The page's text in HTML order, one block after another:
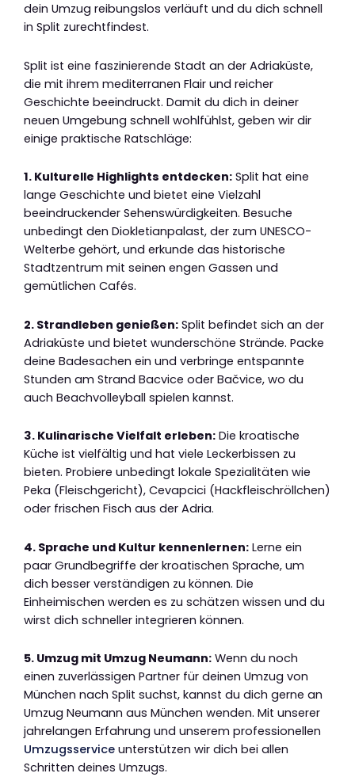
dein Umzug reibungslos verläuft und du dich schnell
in Split zurechtfindest.
Split ist eine faszinierende Stadt an der Adriaküste,
die mit ihrem mediterranen Flair und reicher
Geschichte beeindruckt. Damit du dich in deiner
neuen Umgebung schnell wohlfühlst, geben wir dir
einige praktische Ratschläge:
1. Kulturelle Highlights entdecken: Split hat eine
lange Geschichte und bietet eine Vielzahl
beeindruckender Sehenswürdigkeiten. Besuche
unbedingt den Diokletianpalast, der zum UNESCO-
Welterbe gehört, und erkunde das historische
Stadtzentrum mit seinen engen Gassen und
gemütlichen Cafés.
2. Strandleben genießen: Split befindet sich an der
Adriaküste und bietet wunderschöne Strände. Packe
deine Badesachen ein und verbringe entspannte
Stunden am Strand Bacvice oder Bačvice, wo du
auch Beachvolleyball spielen kannst.
3. Kulinarische Vielfalt erleben: Die kroatische
Küche ist vielfältig und hat viele Leckerbissen zu
bieten. Probiere unbedingt lokale Spezialitäten wie
Peka (Fleischgericht), Cevapcici (Hackfleischröllchen)
oder frischen Fisch aus der Adria.
4. Sprache und Kultur kennenlernen: Lerne ein
paar Grundbegriffe der kroatischen Sprache, um
dich besser verständigen zu können. Die
Einheimischen werden es zu schätzen wissen und du
wirst dich schneller integrieren können.
5. Umzug mit Umzug Neumann: Wenn du noch
einen zuverlässigen Partner für deinen Umzug von
München nach Split suchst, kannst du dich gerne an
Umzug Neumann aus München wenden. Mit unserer
jahrelangen Erfahrung und unserem professionellen
Umzugsservice unterstützen wir dich bei allen
Schritten deines Umzugs.